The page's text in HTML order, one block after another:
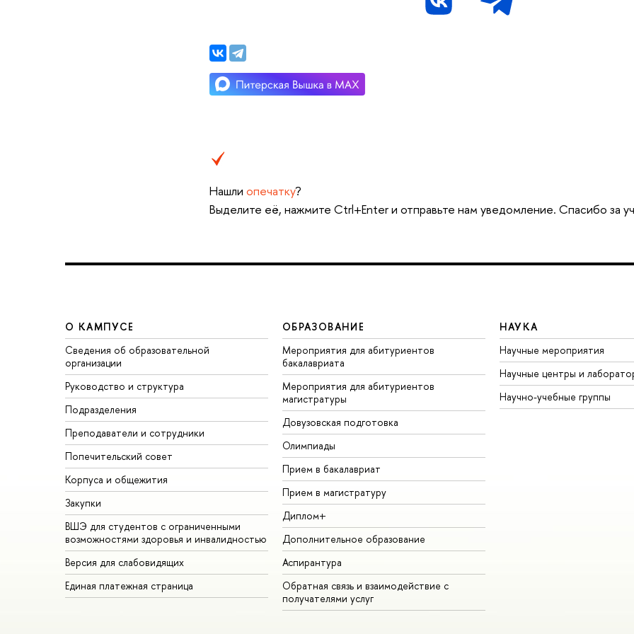
Нашли опечатку?
Выделите её, нажмите Ctrl+Enter и отправьте нам уведомление. Спасибо за
О КАМПУСЕ
Сведения об образовательной
организации
Руководство и структура
Подразделения
Преподаватели и сотрудники
Попечительский совет
Корпуса и общежития
Закупки
ВШЭ для студентов с ограниченными
возможностями здоровья и инвалидностью
Версия для слабовидящих
Единая платежная страница
ОБРАЗОВАНИЕ
Мероприятия для абитуриентов
бакалавриата
Мероприятия для абитуриентов
магистратуры
Довузовская подготовка
Олимпиады
Прием в бакалавриат
Прием в магистратуру
Диплом+
Дополнительное образование
Аспирантура
Обратная связь и взаимодействие с
получателями услуг
НАУКА
Научные мероприятия
Научные центры и
Научно-учебные группы